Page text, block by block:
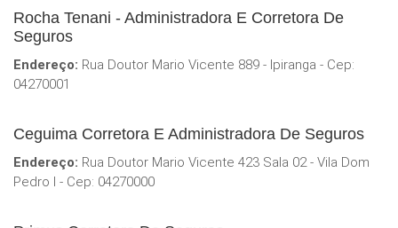
Rocha Tenani - Administradora E Corretora De
Seguros
Endereço: Rua Doutor Mario Vicente 889 - Ipiranga - Cep:
04270001
Ceguima Corretora E Administradora De Seguros
Endereço: Rua Doutor Mario Vicente 423 Sala 02 - Vila Dom
Pedro I - Cep: 04270000